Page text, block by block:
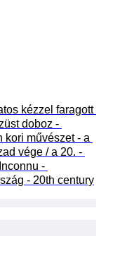
kézzel faragott
doboz -
kori művészet - a
vége / a 20. -
-
- 20th century